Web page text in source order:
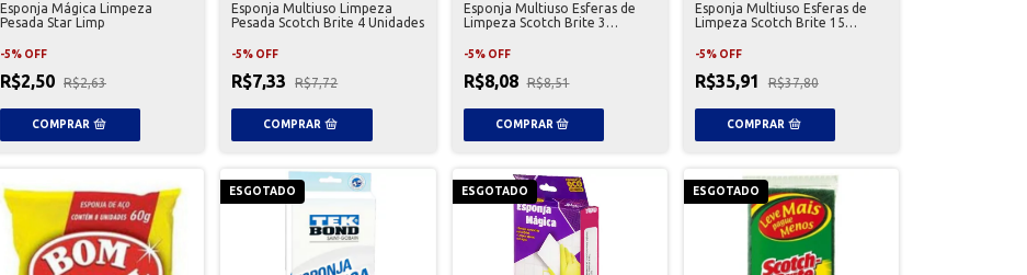
Esponja Mágica Limpeza
Pesada Star Limp
-5% OFF
R$2,50 R$2,63
Esponja Multiuso Limpeza
Pesada Scotch Brite 4 Unidades
-5% OFF
R$7,33 R$7,72
Esponja Multiuso Esferas de
Limpeza Scotch Brite 3
-5% OFF
R$8,08 R$8,51
Esponja Multiuso Esferas de
Limpeza Scotch Brite 15
-5% OFF
R$35,91 R$37,80
ESGOTADO ESGOTADO ESGOTADO